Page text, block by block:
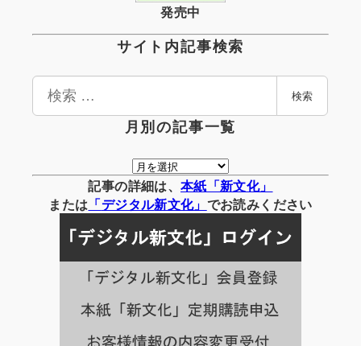
発売中
サイト内記事検索
検
検索
月別の記事一覧
月
別
の
事
覧
記事の詳細は、 本紙「新文化」
または 「デジタル新文化」 でお読みください